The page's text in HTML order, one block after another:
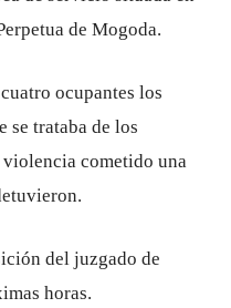
de Mogoda.
ocupantes los
se trataba de los
cometido una
del juzgado de
horas.